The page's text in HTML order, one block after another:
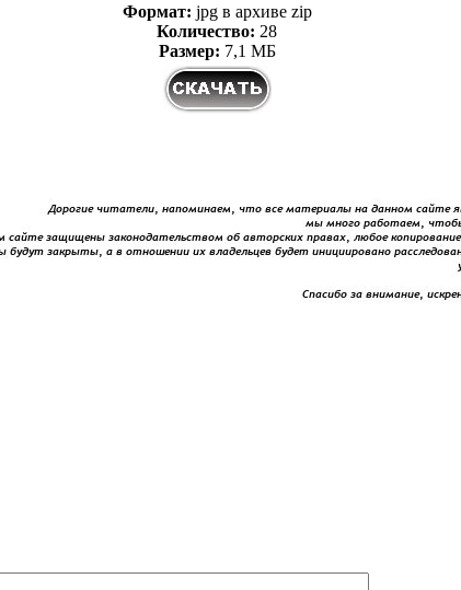
Формат: jpg в архиве zip
Количество: 28
Размер: 7,1 МБ